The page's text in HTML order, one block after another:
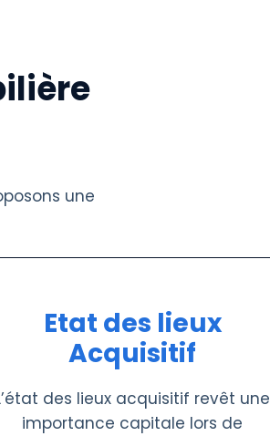
une
Etat des lieux
Acquisitif
des lieux acquisitif revêt une
importance capitale lors de